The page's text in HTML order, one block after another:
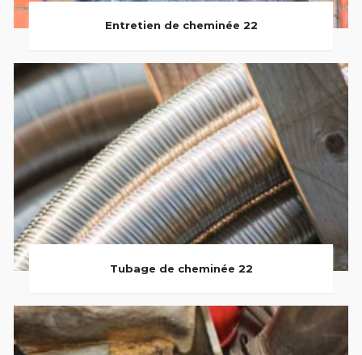
Entretien de cheminée 22
Tubage de cheminée 22